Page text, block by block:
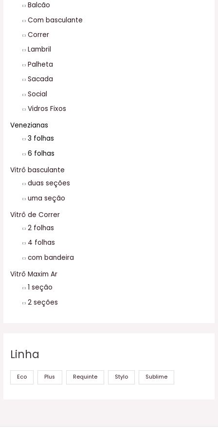
Balcão
Com basculante
Correr
Lambril
Palheta
Sacada
Social
Vidros Fixos
Venezianas
3 folhas
6 folhas
Vitrô basculante
duas seções
uma seção
Vitrô de Correr
2 folhas
4 folhas
com bandeira
Vitrô Maxim Ar
1 seção
2 seções
Linha
Eco Plus Requinte Stylo Sublime